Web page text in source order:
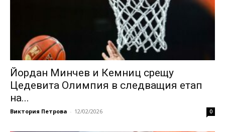
Йордан Минчев и Кемниц срещу
Цедевита Олимпия в следващия етап
на...
Виктория Петрова - 12/02/2026 0